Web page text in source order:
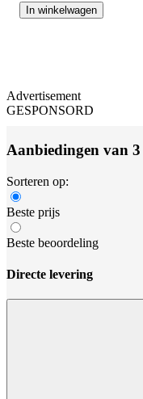
In winkelwagen
Advertisement
GESPONSORD
Aanbiedingen van
Sorteren op:
Beste prijs
Beste beoordeling
Directe levering